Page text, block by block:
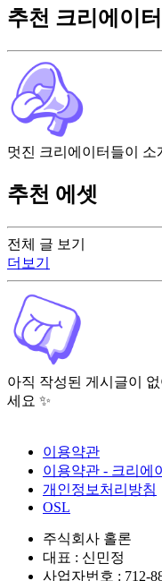
전체 글 보기
더보기
아직 작성된 게시글이
세요 ✨
추천 크리에이터
멋진 크리에이터들이 소
추천 에셋
이용약관
이용약관 - 크리에
개인정보처리방침
OSL
주식회사 홀론
대표 : 신민정
사업자번호 : 712-